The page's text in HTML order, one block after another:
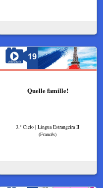
Quelle famille!
3.º Ciclo | Língua Estrangeira II
(Francês)